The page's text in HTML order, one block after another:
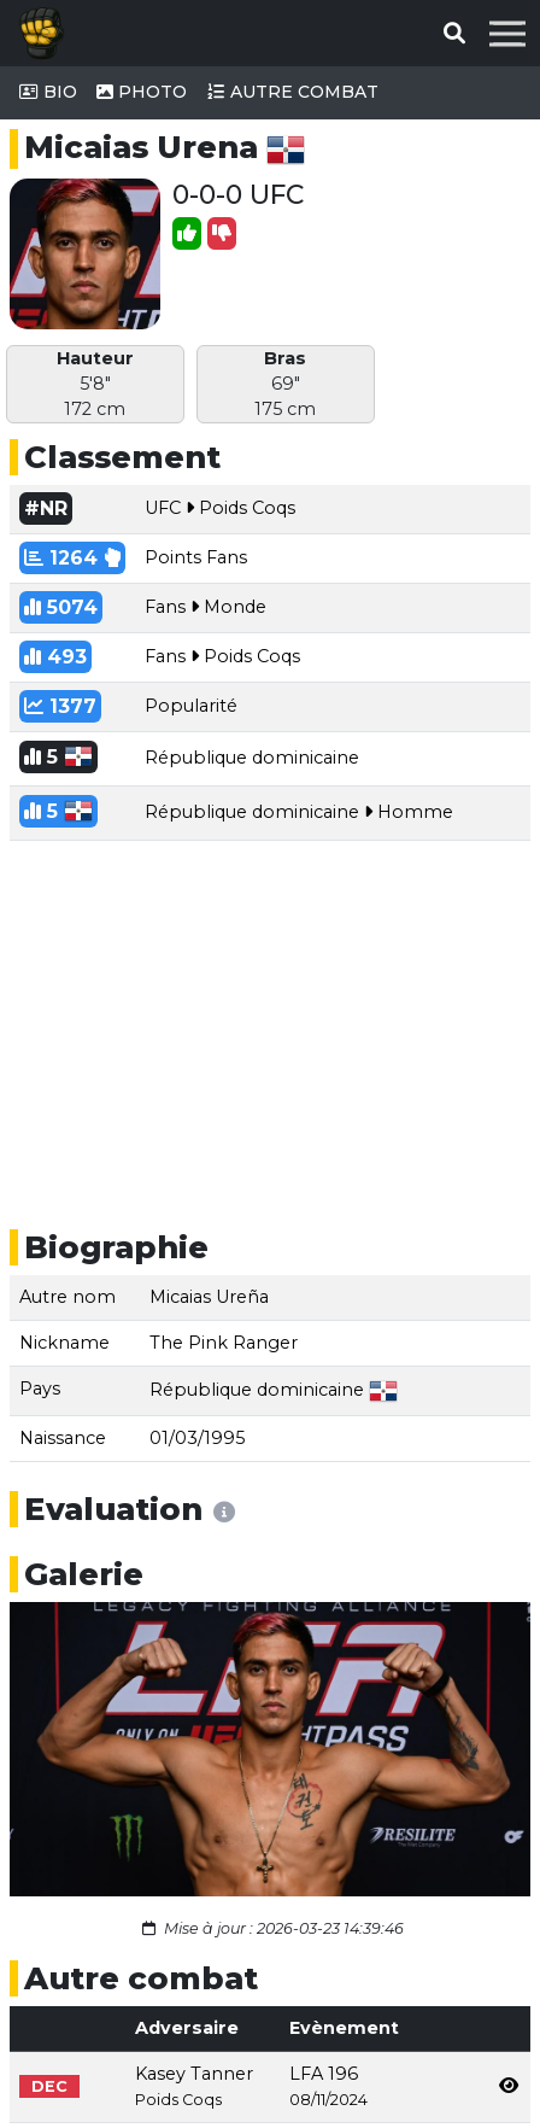
BIO PHOTO AUTRE COMBAT
Micaias Urena
0-0-0 UFC
Hauteur
5'8"
172 cm
Bras
69"
175 cm
Classement
#NR UFC Poids Coqs
1264 Points Fans
5074 Fans Monde
493 Fans Poids Coqs
1377 Popularité
5 République dominicaine
5 République dominicaine Homme
Biographie
Autre nom Micaias Ureña
Nickname The Pink Ranger
Pays République dominicaine
Naissance 01/03/1995
Evaluation
Galerie
Mise à jour : 2026-03-23 14:39:46
Autre combat
Adversaire Evènement
DEC
Kasey Tanner
Poids Coqs
LFA 196
08/11/2024